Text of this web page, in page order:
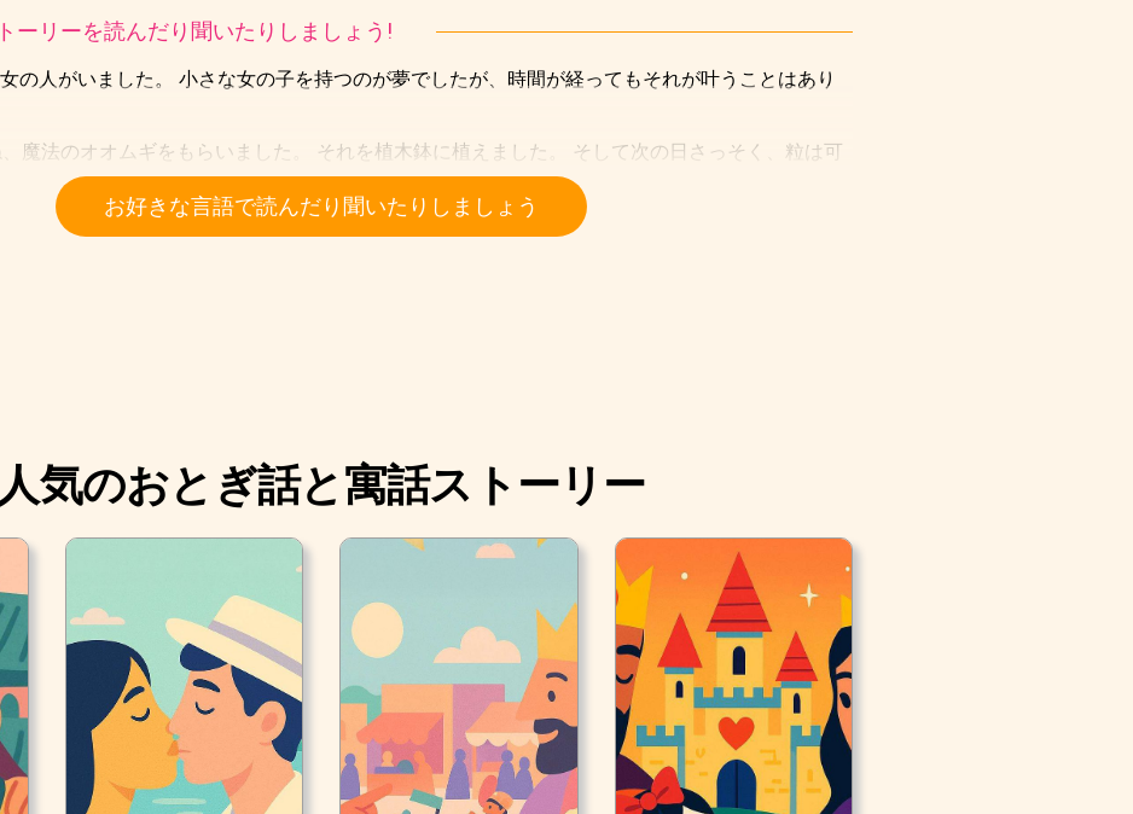
ーリーを読んだり聞いたりしましょう!
の人がいました。 小さな女の子を持つのが夢でしたが、時間が経ってもそれが叶うことはあり
魔法のオオムギをもらいました。 それを植木鉢に植えました。 そして次の日さっそく、粒は可
ップのような花になりました。 女の人は半分閉じられた花びらに優しくキスをしました。 すると
が満開に開きました。 中には小さな小さな親指ほどの女の子が座っていました。 女の人は彼女を
お好きな言語で読んだり聞いたりしましょう
人気のおとぎ話と寓話ストーリー